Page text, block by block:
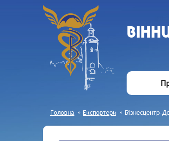
Головна » Експортери » Бізнесцентр-